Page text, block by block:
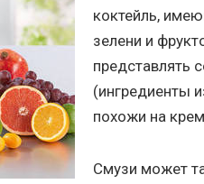
коктейль,
зелени и
представлять
(ингредиенты
похожи на
Смузи может